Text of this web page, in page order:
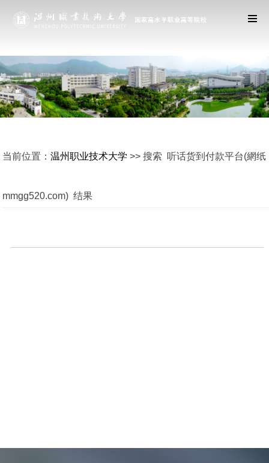
当前位置：温州职业技术大学 >> 搜索 听话货到付款平台(網纸
mmgg520.com) 结果